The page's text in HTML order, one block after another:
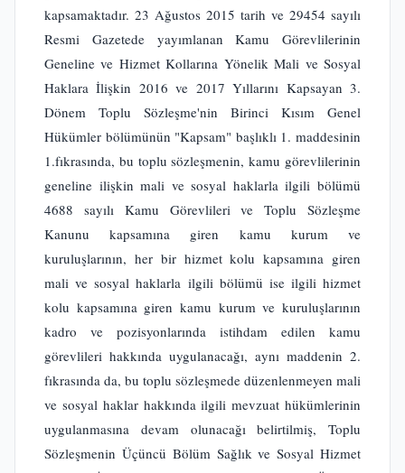
kapsamaktadır. 23 Ağustos 2015 tarih ve 29454 sayılı
Resmi Gazetede yayımlanan Kamu Görevlilerinin
Geneline ve Hizmet Kollarına Yönelik Mali ve Sosyal
Haklara İlişkin 2016 ve 2017 Yıllarını Kapsayan 3.
Dönem Toplu Sözleşme'nin Birinci Kısım Genel
Hükümler bölümünün "Kapsam" başlıklı 1. maddesinin
1.fıkrasında, bu toplu sözleşmenin, kamu görevlilerinin
geneline ilişkin mali ve sosyal haklarla ilgili bölümü
4688 sayılı Kamu Görevlileri ve Toplu Sözleşme
Kanunu kapsamına giren kamu kurum ve
kuruluşlarının, her bir hizmet kolu kapsamına giren
mali ve sosyal haklarla ilgili bölümü ise ilgili hizmet
kolu kapsamına giren kamu kurum ve kuruluşlarının
kadro ve pozisyonlarında istihdam edilen kamu
görevlileri hakkında uygulanacağı, aynı maddenin 2.
fıkrasında da, bu toplu sözleşmede düzenlenmeyen mali
ve sosyal haklar hakkında ilgili mevzuat hükümlerinin
uygulanmasına devam olunacağı belirtilmiş, Toplu
Sözleşmenin Üçüncü Bölüm Sağlık ve Sosyal Hizmet